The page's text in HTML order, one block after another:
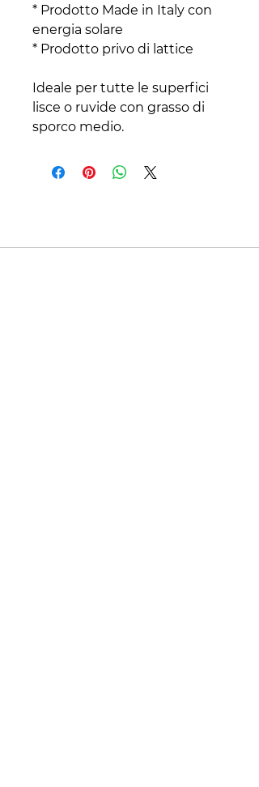
* Prodotto Made in Italy con
energia solare
* Prodotto privo di lattice
Ideale per tutte le superfici
lisce o ruvide con grasso di
sporco medio.